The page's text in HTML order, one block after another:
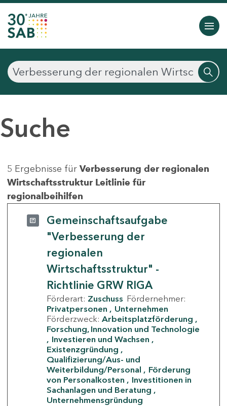
Suche
5 Ergebnisse für Verbesserung der regionalen
Wirtschaftsstruktur Leitlinie für
regionalbeihilfen
Gemeinschaftsaufgabe
"Verbesserung der
regionalen
Wirtschaftsstruktur" -
Richtlinie GRW RIGA
Förderart: Zuschuss Fördernehmer:
Privatpersonen
Unternehmen
Förderzweck: Arbeitsplatzförderung
Forschung, Innovation und Technologie
Investieren und Wachsen
Existenzgründung
Qualifizierung/Aus- und
Weiterbildung/Personal
Förderung
von Personalkosten
Investitionen in
Sachanlagen und Beratung
Unternehmensgründung